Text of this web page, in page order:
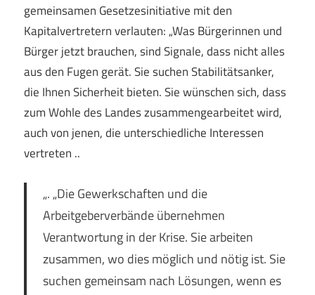
gemeinsamen Gesetzesinitiative mit den
Kapitalvertretern verlauten: „Was Bürgerinnen und
Bürger jetzt brauchen, sind Signale, dass nicht alles
aus den Fugen gerät. Sie suchen Stabilitätsanker,
die Ihnen Sicherheit bieten. Sie wünschen sich, dass
zum Wohle des Landes zusammengearbeitet wird,
auch von jenen, die unterschiedliche Interessen
vertreten ..
„. „Die Gewerkschaften und die
Arbeitgeberverbände übernehmen
Verantwortung in der Krise. Sie arbeiten
zusammen, wo dies möglich und nötig ist. Sie
suchen gemeinsam nach Lösungen, wenn es